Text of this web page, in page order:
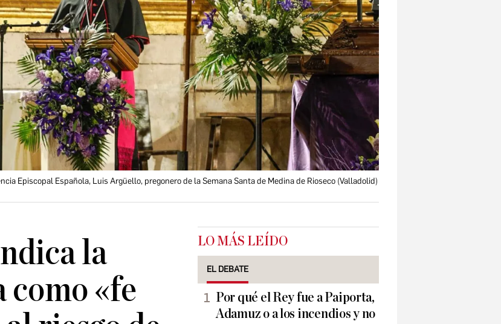
Episcopal Española, Luis Argüello, pregonero de la Semana Santa de Medina de Rioseco (Valladolid)
la
como «fe
LO MÁS LEÍDO
EL DEBATE
Por qué el Rey fue a Paiporta,
Adamuz o a los incendios y no